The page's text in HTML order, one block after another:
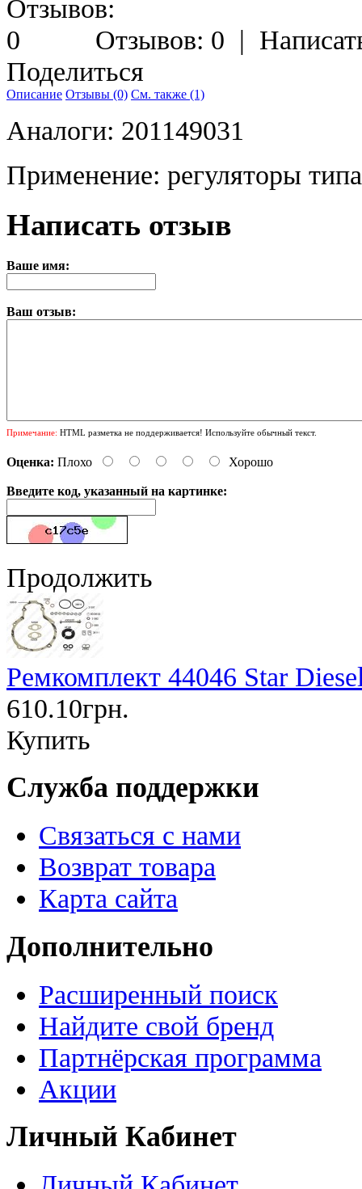
Отзывов: 0 |
Поделиться
Описание Отзывы (0) См. также (1)
Аналоги: 201149031
Применение: регуляторы
Написать отзыв
Ваше имя:
Ваш отзыв:
Примечание: HTML разметка не поддерживается! Используйте обычный текст.
Оценка: Плохо Хорошо
Введите код, указанный на картинке:
Продолжить
Ремкомплект 44046 Star
610.10грн.
Купить
Служба поддержки
Связаться с нами
Возврат товара
Карта сайта
Дополнительно
Расширенный поиск
Найдите свой бренд
Партнёрская программа
Акции
Личный Кабинет